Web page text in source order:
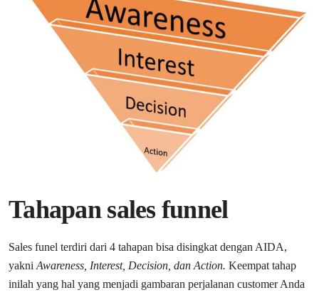
Tahapan sales funnel
Sales funel terdiri dari 4 tahapan bisa disingkat dengan AIDA,
yakni Awareness, Interest, Decision, dan Action. Keempat tahap
inilah yang hal yang menjadi gambaran perjalanan customer Anda